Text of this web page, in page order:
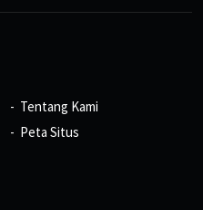
Tentang Kami
Peta Situs